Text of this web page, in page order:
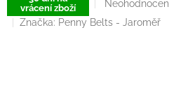
vrácení zboží
Průměrné
hodnocení
produktu
Značka: Penny Belts - Jaroměř